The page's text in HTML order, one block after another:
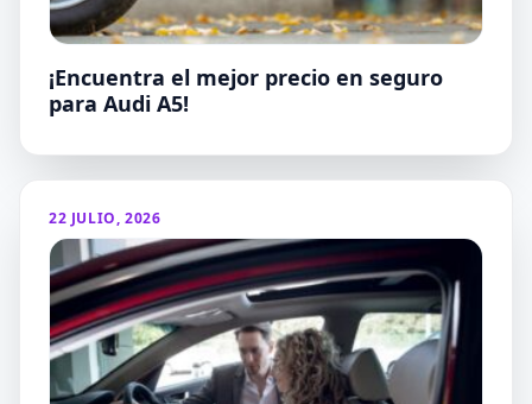
¡Encuentra el mejor precio en seguro
para Audi A5!
22 JULIO, 2026